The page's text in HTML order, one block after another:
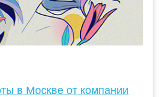
в Москве от компании